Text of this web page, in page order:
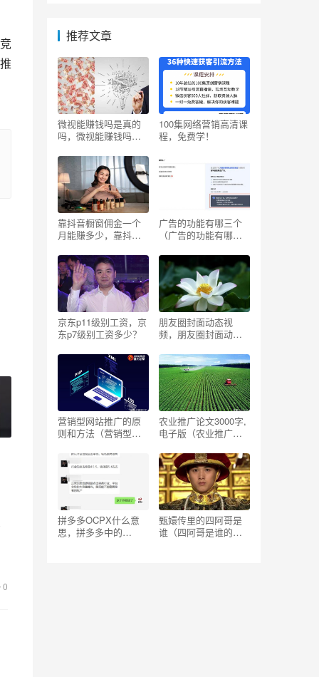
0
推荐文章
微视能赚钱吗是真的
吗，微视能赚钱吗是
100集网络营销高清课
程，免费学！
靠抖音橱窗佣金一个
月能赚多少，靠抖音
多少钱？
广告的功能有哪三个
（广告的功能有哪些
京东p11级别工资，京
东p7级别工资多少？
朋友圈封面动态视
频，朋友圈封面动态
营销型网站推广的原
则和方法（营销型网
农业推广论文3000字,
电子版（农业推广论
拼多多OCPX什么意
思，拼多多中的
甄嬛传里的四阿哥是
谁（四阿哥是谁的孩